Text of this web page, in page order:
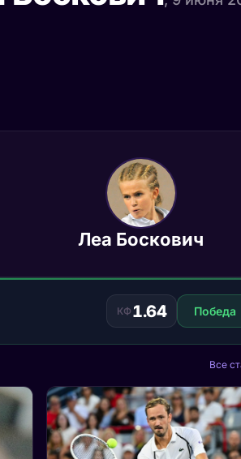
Леа Боскович
КФ 1.64 Победа
Все